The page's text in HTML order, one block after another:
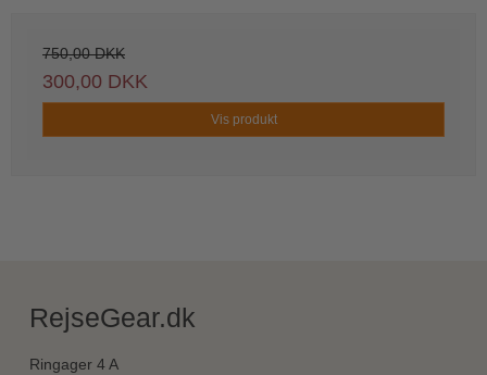
750,00 DKK
300,00 DKK
Vis produkt
RejseGear.dk
Ringager 4 A